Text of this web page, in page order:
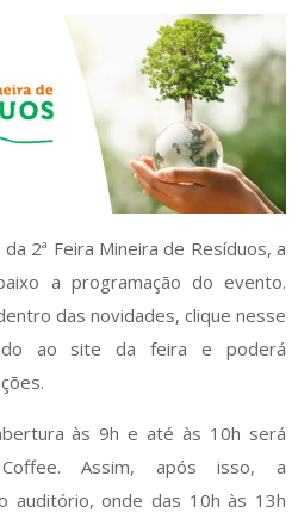
2ª Feira Mineira de Resíduos, a
a programação do evento.
das novidades, clique nesse
ao site da feira e poderá
às 9h e até às 10h será
Assim, após isso, a
auditório, onde das 10h às 13h